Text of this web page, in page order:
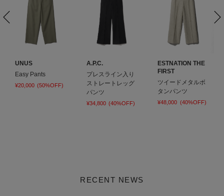
UNUS
Easy Pants
¥20,000 (50%OFF)
A.P.C.
プレスライン入り
ストレートレッグ
パンツ
¥34,800 (40%OFF)
ESTNATION THE
FIRST
ツイードメタルボ
タンパンツ
¥48,000 (40%OFF)
RECENT NEWS